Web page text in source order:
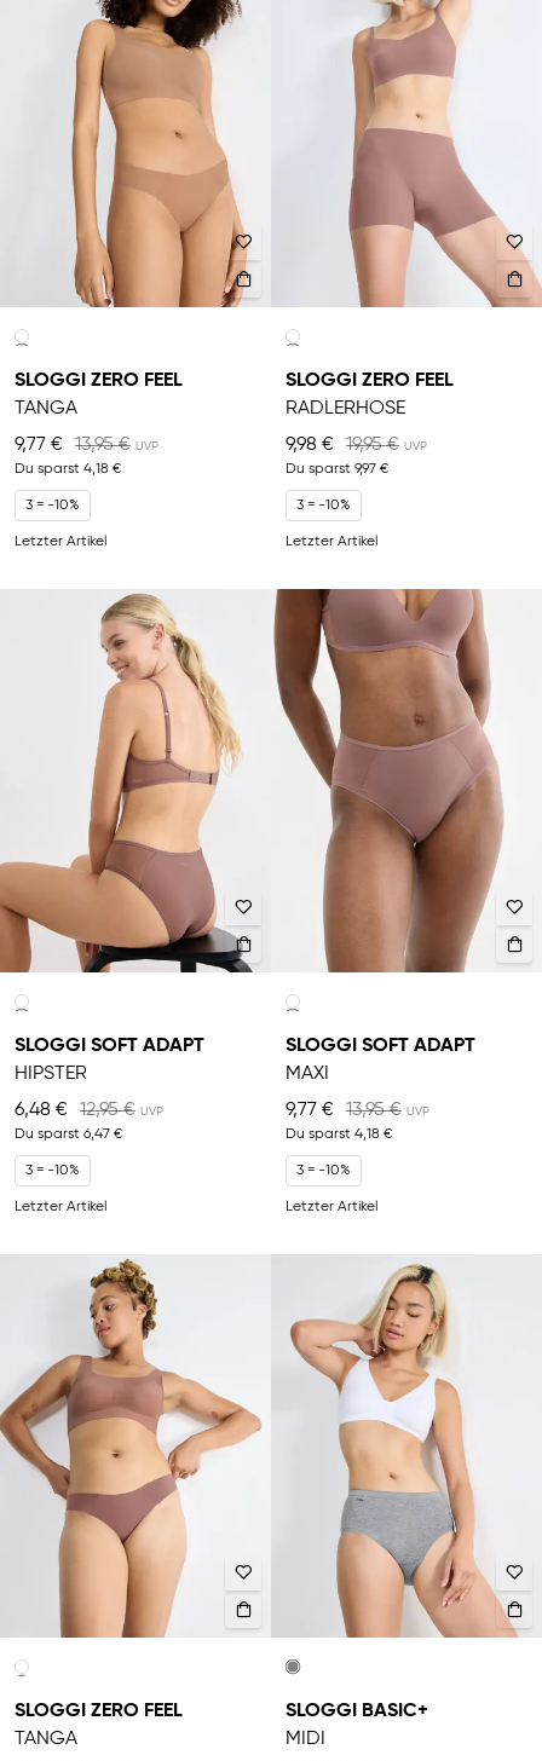
SLOGGI ZERO FEEL
TANGA
9,77 €
13,95 €
Du sparst 4,18 €
3 = -10%
Letzter Artikel
SLOGGI ZERO FEEL
RADLERHOSE
9,98 €
19,95 €
Du sparst 9,97 €
3 = -10%
Letzter Artikel
SLOGGI SOFT ADAPT
HIPSTER
6,48 €
12,95 €
Du sparst 6,47 €
3 = -10%
Letzter Artikel
SLOGGI SOFT ADAPT
MAXI
9,77 €
13,95 €
Du sparst 4,18 €
3 = -10%
Letzter Artikel
SLOGGI ZERO FEEL
TANGA
SLOGGI BASIC+
MIDI